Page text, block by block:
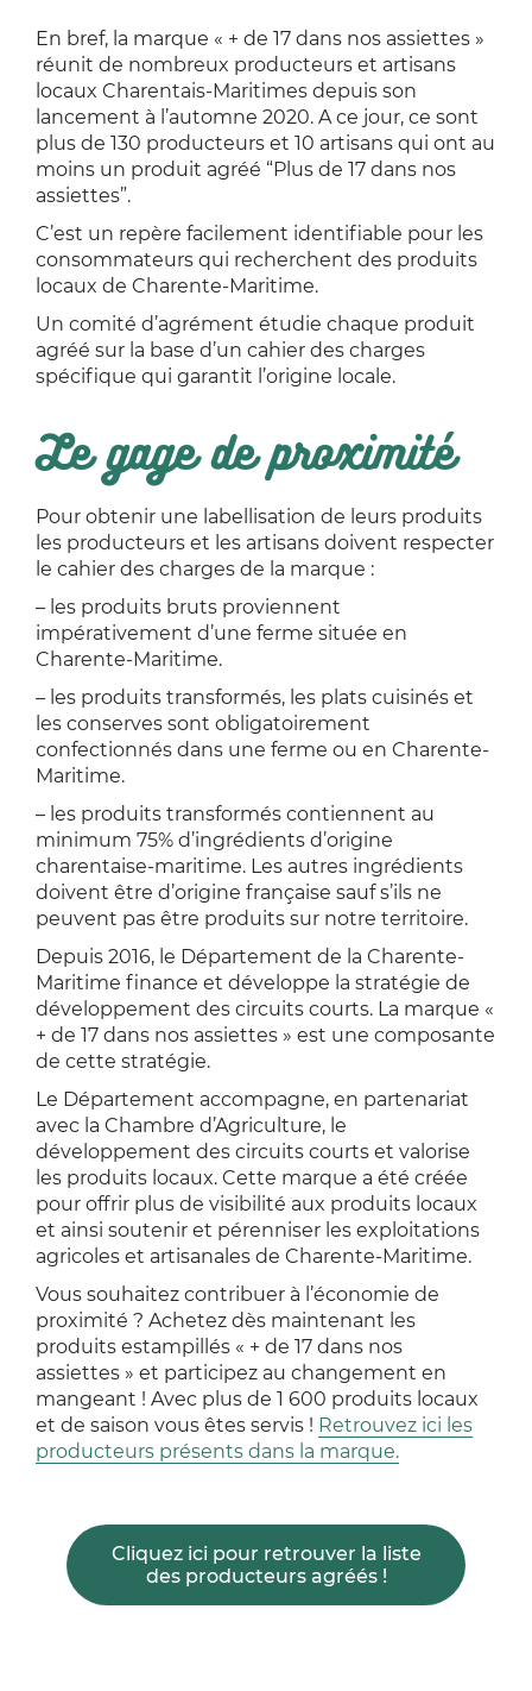
En bref, la marque « + de 17 dans nos assiettes »
réunit de nombreux producteurs et artisans
locaux Charentais-Maritimes depuis son
lancement à l’automne 2020. A ce jour, ce sont
plus de 130 producteurs et 10 artisans qui ont au
moins un produit agréé “Plus de 17 dans nos
assiettes”.
C’est un repère facilement identifiable pour les
consommateurs qui recherchent des produits
locaux de Charente-Maritime.
Un comité d’agrément étudie chaque produit
agréé sur la base d’un cahier des charges
spécifique qui garantit l’origine locale.
Le gage de proximité
Pour obtenir une labellisation de leurs produits
les producteurs et les artisans doivent respecter
le cahier des charges de la marque :
– les produits bruts proviennent
impérativement d’une ferme située en
Charente-Maritime.
– les produits transformés, les plats cuisinés et
les conserves sont obligatoirement
confectionnés dans une ferme ou en Charente-
Maritime.
– les produits transformés contiennent au
minimum 75% d’ingrédients d’origine
charentaise-maritime. Les autres ingrédients
doivent être d’origine française sauf s’ils ne
peuvent pas être produits sur notre territoire.
Depuis 2016, le Département de la Charente-
Maritime finance et développe la stratégie de
développement des circuits courts. La marque «
+ de 17 dans nos assiettes » est une composante
de cette stratégie.
Le Département accompagne, en partenariat
avec la Chambre d’Agriculture, le
développement des circuits courts et valorise
les produits locaux. Cette marque a été créée
pour offrir plus de visibilité aux produits locaux
et ainsi soutenir et pérenniser les exploitations
agricoles et artisanales de Charente-Maritime.
Vous souhaitez contribuer à l’économie de
proximité ? Achetez dès maintenant les
produits estampillés « + de 17 dans nos
assiettes » et participez au changement en
mangeant ! Avec plus de 1 600 produits locaux
et de saison vous êtes servis ! Retrouvez ici les
producteurs présents dans la marque.
Cliquez ici pour retrouver la liste
des producteurs agréés !